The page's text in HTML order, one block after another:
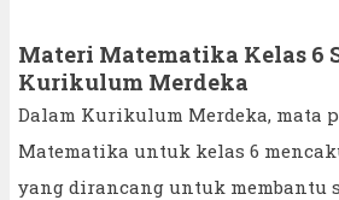
Materi Matematika Kelas 6
Kurikulum Merdeka
Dalam Kurikulum Merdeka, mata
Matematika untuk kelas 6
yang dirancang untuk membantu